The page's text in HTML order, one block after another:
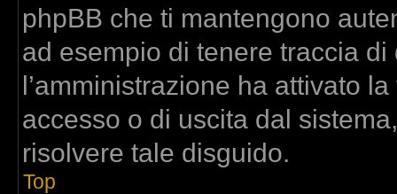
phpBB che ti mantengono
ad esempio di tenere traccia
l’amministrazione ha attivato
accesso o di uscita dal
risolvere tale disguido.
Top